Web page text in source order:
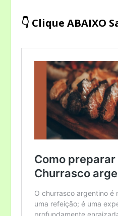
👇 Clique ABAIXO